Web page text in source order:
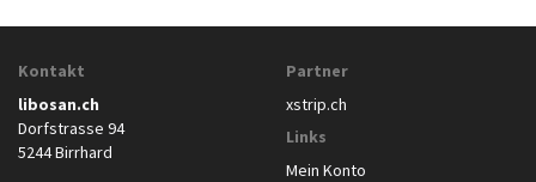
Kontakt
libosan.ch
Dorfstrasse 94
5244 Birrhard
Partner
xstrip.ch
Links
Mein Konto